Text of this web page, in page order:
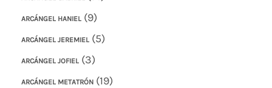
ARCÁNGEL HANIEL (9)
ARCÁNGEL JEREMIEL (5)
ARCÁNGEL JOFIEL (3)
ARCÁNGEL METATRÓN (19)